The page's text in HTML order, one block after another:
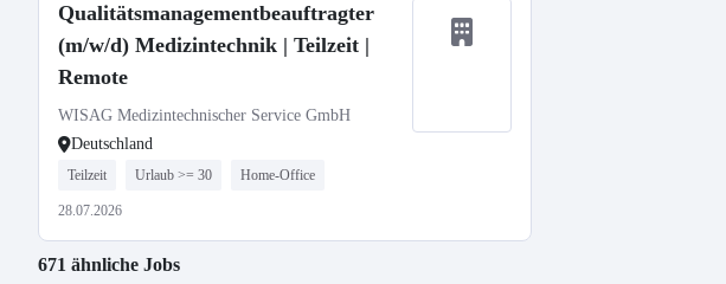
Qualitätsmanagementbeauftragter
(m/w/d) Medizintechnik | Teilzeit |
Remote
WISAG Medizintechnischer Service GmbH
Deutschland
Teilzeit Urlaub >= 30 Home-Office
28.07.2026
671 ähnliche Jobs